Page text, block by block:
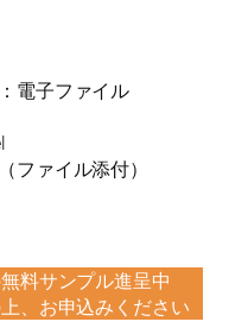
電子ファイル
ファイル添付）
料サンプル進呈中
、お申込みください